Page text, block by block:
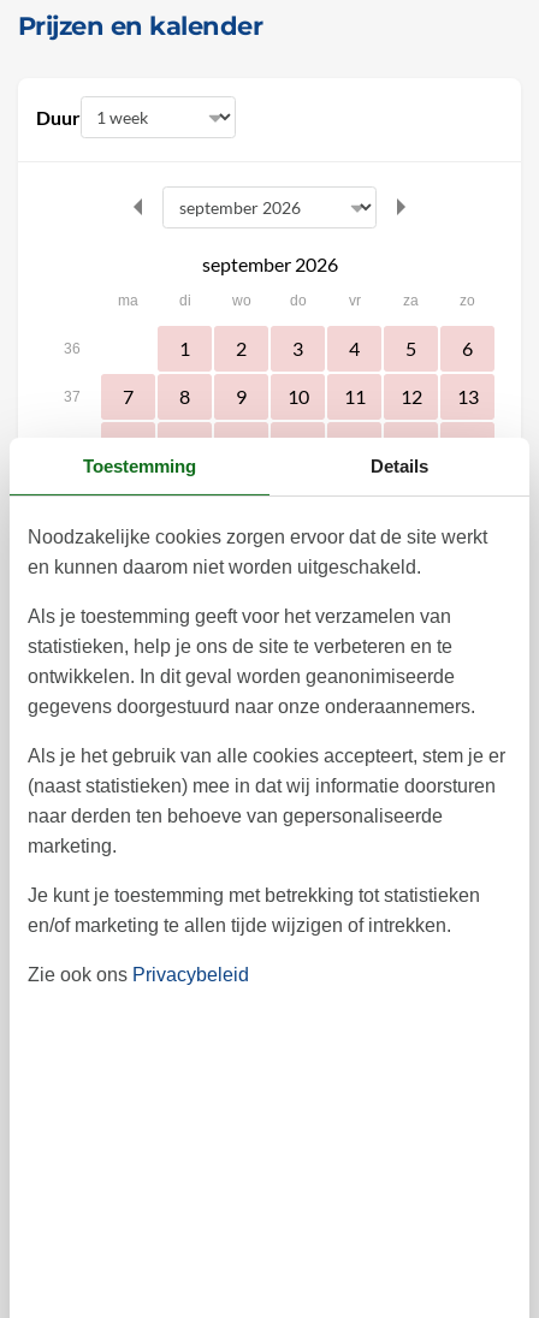
Prijzen en kalender
Duur
september 2026
ma di wo do vr za zo
36 1 2 3 4 5 6
37 7 8 9 10 11 12 13
14 15 16 17 18 19 20
39 21 22 23 24 25 26 27
40 28 29 30
oktober 2026
40 1 2 3 4
41 5 6 7 8 9 10 11
42 12 13 16 17
43
44 26 27 28 29 30 31
Toestemming Details
Noodzakelijke cookies zorgen ervoor dat de site werkt
en kunnen daarom niet worden uitgeschakeld.
Als je toestemming geeft voor het verzamelen van
statistieken, help je ons de site te verbeteren en te
ontwikkelen. In dit geval worden geanonimiseerde
gegevens doorgestuurd naar onze onderaannemers.
Als je het gebruik van alle cookies accepteert, stem je er
(naast statistieken) mee in dat wij informatie doorsturen
naar derden ten behoeve van gepersonaliseerde
marketing.
Je kunt je toestemming met betrekking tot statistieken
en/of marketing te allen tijde wijzigen of intrekken.
Zie ook ons Privacybeleid